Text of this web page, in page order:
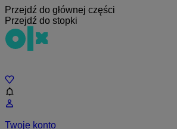
Przejdź do głównej części
Przejdź do stopki
Twoje konto